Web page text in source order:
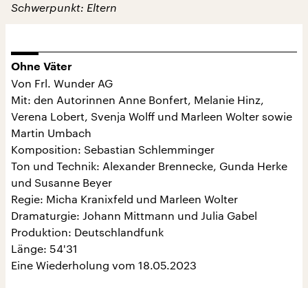
Schwerpunkt: Eltern
Ohne Väter
Von Frl. Wunder AG
Mit: den Autorinnen Anne Bonfert, Melanie Hinz,
Verena Lobert, Svenja Wolff und Marleen Wolter sowie
Martin Umbach
Komposition: Sebastian Schlemminger
Ton und Technik: Alexander Brennecke, Gunda Herke
und Susanne Beyer
Regie: Micha Kranixfeld und Marleen Wolter
Dramaturgie: Johann Mittmann und Julia Gabel
Produktion: Deutschlandfunk
Länge: 54'31
Eine Wiederholung vom 18.05.2023